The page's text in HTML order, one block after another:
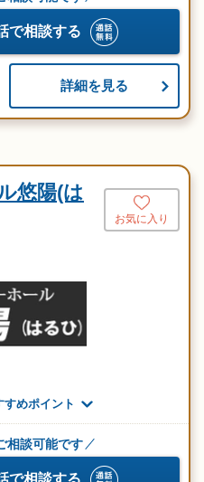
で相談する
詳細を見る
悠陽(は
お気に入り
すめポイント
相談可能です